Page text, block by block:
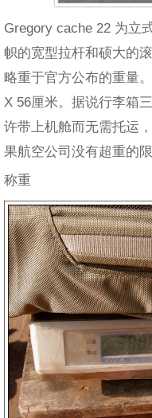
Gregory cache 22 为立
帜的宽型拉杆和硕大的
略重于官方公布的重量
X 56厘米。据说行李箱
许带上机舱而无需托运
果航空公司没有超重的
称重